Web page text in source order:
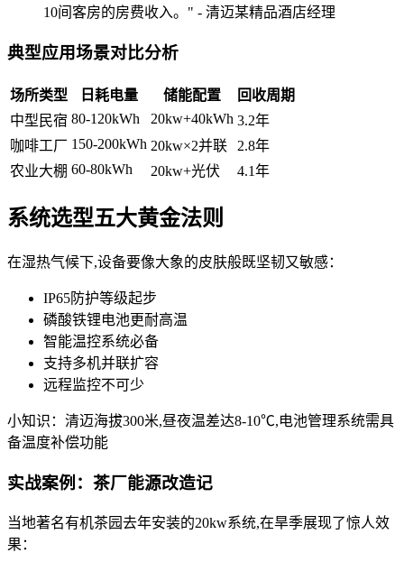
10间客房的房费收入。" - 清迈某精品酒店经理
典型应用场景对比分析
场所类型 日耗电量 储能配置
回收周期
中型民宿 80-120kWh 20kw+40kWh 3.2年
咖啡工厂 150-200kWh 20kw×2并联
2.8年
农业大棚 60-80kWh 20kw+光伏 4.1年
系统选型五大黄金法则
在湿热气候下,设备要像大象的皮肤般既坚韧又敏感：
IP65防护等级起步
磷酸铁锂电池更耐高温
智能温控系统必备
支持多机并联扩容
远程监控不可少
小知识：清迈海拔300米,昼夜温差达8-10℃,电池管理系统需具
备温度补偿功能
实战案例：茶厂能源改造记
当地著名有机茶园去年安装的20kw系统,在旱季展现了惊人效
果：